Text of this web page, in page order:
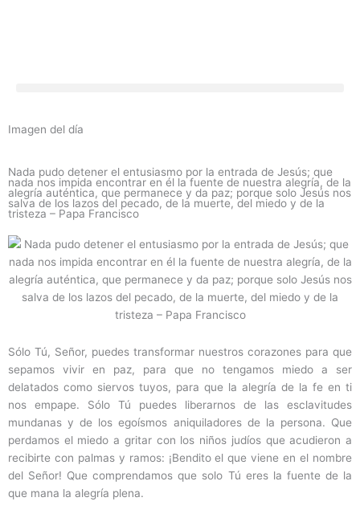
Imagen del día
Nada pudo detener el entusiasmo por la entrada de Jesús; que
nada nos impida encontrar en él la fuente de nuestra alegría, de la
alegría auténtica, que permanece y da paz; porque solo Jesús nos
salva de los lazos del pecado, de la muerte, del miedo y de la
tristeza – Papa Francisco
Sólo Tú, Señor, puedes transformar nuestros corazones para que
sepamos vivir en paz, para que no tengamos miedo a ser
delatados como siervos tuyos, para que la alegría de la fe en ti
nos empape. Sólo Tú puedes liberarnos de las esclavitudes
mundanas y de los egoísmos aniquiladores de la persona. Que
perdamos el miedo a gritar con los niños judíos que acudieron a
recibirte con palmas y ramos: ¡Bendito el que viene en el nombre
del Señor! Que comprendamos que solo Tú eres la fuente de la
que mana la alegría plena.